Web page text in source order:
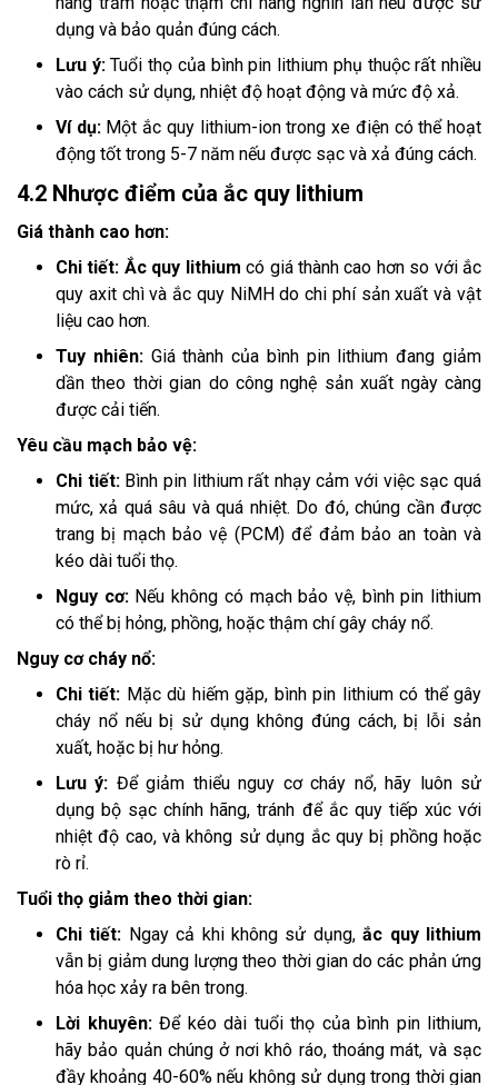
dụng và bảo quản đúng cách.
Lưu ý:Tuổi thọ của bình pin lithium phụ thuộc rất nhiều
vào cách sử dụng, nhiệt độ hoạt động và mức độ xả.
Ví dụ: Một ắc quy lithium-ion trong xe điện có thể hoạt
động tốt trong 5-7 năm nếu được sạc và xả đúng cách.
4.2 Nhược điểm của ắc quy lithium
Giá thành cao hơn:
Chi tiết: Ắc quy lithium có giá thành cao hơn so với ắc
quy axit chì và ắc quy NiMH do chi phí sản xuất và vật
liệu cao hơn.
Tuy nhiên: Giá thành của bình pin lithium đang giảm
dần theo thời gian do công nghệ sản xuất ngày càng
được cải tiến.
Yêu cầu mạch bảo vệ:
Chi tiết:Bình pin lithium rất nhạy cảm với việc sạc quá
mức, xả quá sâu và quá nhiệt. Do đó, chúng cần được
trang bị mạch bảo vệ (PCM) để đảm bảo an toàn và
kéo dài tuổi thọ.
Nguy cơ:Nếu không có mạch bảo vệ, bình pin lithium
có thể bị hỏng, phồng, hoặc thậm chí gây cháy nổ.
Nguy cơ cháy nổ:
Chi tiết: Mặc dù hiếm gặp, bình pin lithium có thể gây
cháy nổ nếu bị sử dụng không đúng cách, bị lỗi sản
xuất, hoặc bị hư hỏng.
Lưu ý: Để giảm thiểu nguy cơ cháy nổ, hãy luôn sử
dụng bộ sạc chính hãng, tránh để ắc quy tiếp xúc với
nhiệt độ cao, và không sử dụng ắc quy bị phồng hoặc
rò rỉ.
Tuổi thọ giảm theo thời gian:
Chi tiết: Ngay cả khi không sử dụng,ắc quy lithium
vẫn bị giảm dung lượng theo thời gian do các phản ứng
hóa học xảy ra bên trong.
Lời khuyên:Để kéo dài tuổi thọ của bình pin lithium,
hãy bảo quản chúng ở nơi khô ráo, thoáng mát, và sạc
đầy khoảng 40-60% nếu không sử dụng trong thời gian